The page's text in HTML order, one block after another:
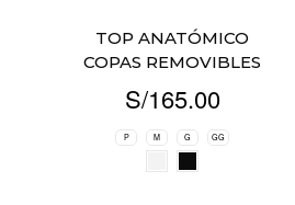
TOP ANATÓMICO
COPAS REMOVIBLES
S/165.00
P M G GG